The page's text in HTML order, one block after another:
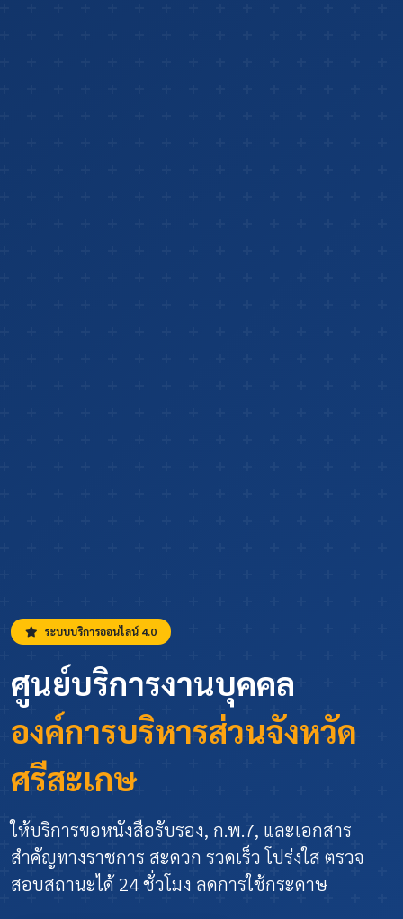
ระบบบริการออนไลน์ 4.0
ศูนย์บริการงานบุคคล
องค์การบริหารส่วนจังหวัด
ศรีสะเกษ
ให้บริการขอหนังสือรับรอง, ก.พ.7, และเอกสาร
สำคัญทางราชการ สะดวก รวดเร็ว โปร่งใส ตรวจ
สอบสถานะได้ 24 ชั่วโมง ลดการใช้กระดาษ